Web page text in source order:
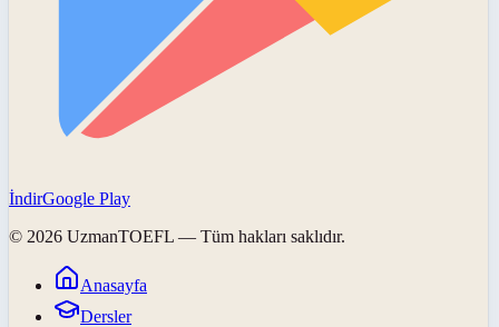
İndirGoogle Play
© 2026 UzmanTOEFL — Tüm hakları saklıdır.
Anasayfa
Dersler